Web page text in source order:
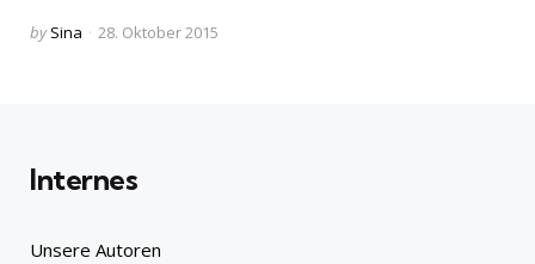
Posted
by Sina 28. Oktober 2015
Internes
Unsere Autoren